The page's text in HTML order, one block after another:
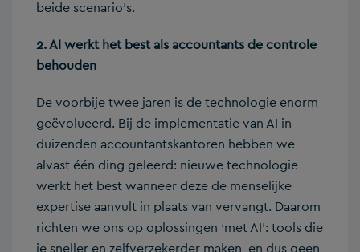
beide scenario’s.
2. AI werkt het best als accountants de controle
behouden
De voorbije twee jaren is de technologie enorm
geëvolueerd. Bij de implementatie van AI in
duizenden accountantskantoren hebben we
alvast één ding geleerd: nieuwe technologie
werkt het best wanneer deze de menselijke
expertise aanvult in plaats van vervangt. Daarom
richten we ons op oplossingen ‘met AI’: tools die
je sneller en zelfverzekerder maken, en dus geen